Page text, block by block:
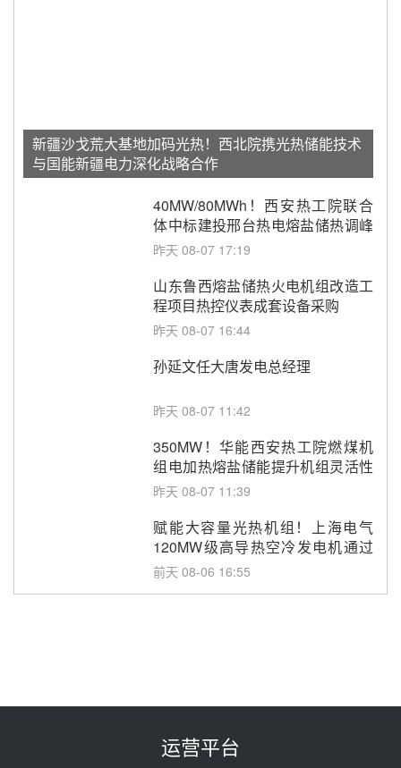
新疆沙戈荒大基地加码光热！西北院携光热储能技术
与国能新疆电力深化战略合作
40MW/80MWh！西安热工院联合
体中标建投邢台热电熔盐储热调峰
调频改造EPC项目
昨天 08-07 17:19
山东鲁西熔盐储热火电机组改造工
程项目热控仪表成套设备采购
昨天 08-07 16:44
孙延文任大唐发电总经理
昨天 08-07 11:42
350MW！华能西安热工院燃煤机
组电加热熔盐储能提升机组灵活性
改造项目初步设计第三方评审服务
昨天 08-07 11:39
赋能大容量光热机组！上海电气
120MW级高导热空冷发电机通过
型式试验
前天 08-06 16:55
100MW光工程性能试验采购
运营平台